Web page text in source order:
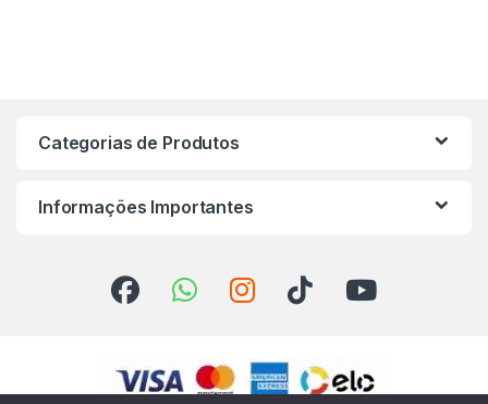
Categorias de Produtos
Informações Importantes